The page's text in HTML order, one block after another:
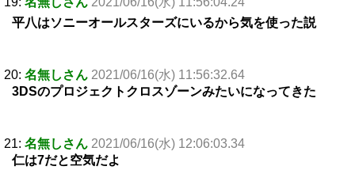
平八はソニーオールスターズにいるから気を使った説
20: 名無しさん 2021/06/16(水) 11:56:32.64
3DSのプロジェクトクロスゾーンみたいになってきた
21: 名無しさん 2021/06/16(水) 12:06:03.34
仁は7だと空気だよ